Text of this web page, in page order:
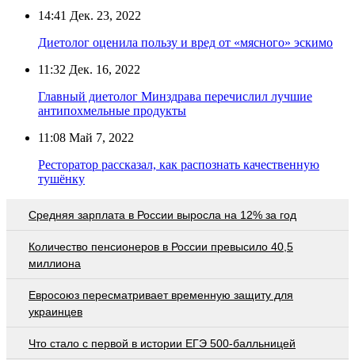
14:41 Дек. 23, 2022
Диетолог оценила пользу и вред от «мясного» эскимо
11:32 Дек. 16, 2022
Главный диетолог Минздрава перечислил лучшие
антипохмельные продукты
11:08 Май 7, 2022
Ресторатор рассказал, как распознать качественную
тушёнку
Средняя зарплата в России выросла на 12% за год
Количество пенсионеров в России превысило 40,5
миллиона
Евросоюз пересматривает временную защиту для
украинцев
Что стало с первой в истории ЕГЭ 500-балльницей